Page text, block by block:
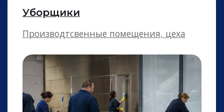
Нажимая на кнопку «Получить», вы даёте
согласие на обработку персональных данных и
соглашаетесь c политикой конфиденциальности
+7
Получить